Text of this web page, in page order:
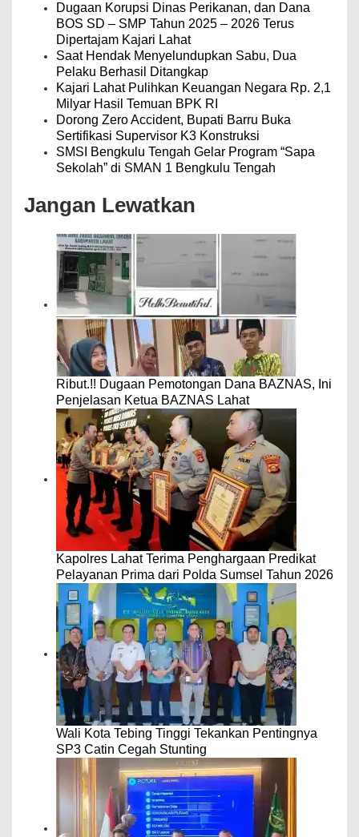
Dugaan Korupsi Dinas Perikanan, dan Dana
BOS SD – SMP Tahun 2025 – 2026 Terus
Dipertajam Kajari Lahat
Saat Hendak Menyelundupkan Sabu, Dua
Pelaku Berhasil Ditangkap
Kajari Lahat Pulihkan Keuangan Negara Rp. 2,1
Milyar Hasil Temuan BPK RI
Dorong Zero Accident, Bupati Barru Buka
Sertifikasi Supervisor K3 Konstruksi
SMSI Bengkulu Tengah Gelar Program “Sapa
Sekolah” di SMAN 1 Bengkulu Tengah
Jangan Lewatkan
Ribut.!! Dugaan Pemotongan Dana BAZNAS, Ini
Penjelasan Ketua BAZNAS Lahat
Kapolres Lahat Terima Penghargaan Predikat
Pelayanan Prima dari Polda Sumsel Tahun 2026
Wali Kota Tebing Tinggi Tekankan Pentingnya
SP3 Catin Cegah Stunting